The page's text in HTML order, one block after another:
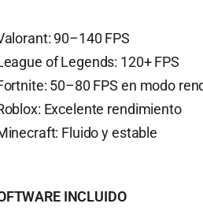
90–140 FPS
of Legends: 120+ FPS
50–80 FPS en modo
Excelente rendimiento
Fluido y estable
INCLUIDO